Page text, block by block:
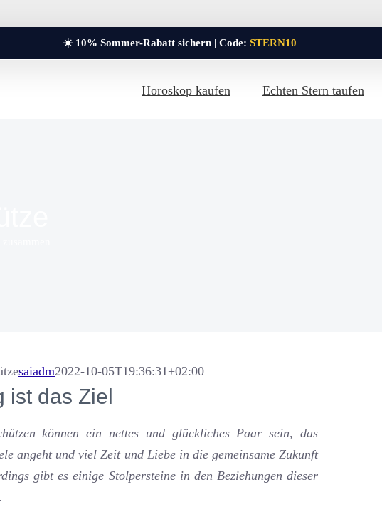
☀️ 10% Sommer-Rabatt sichern | Code: STERN10
Horoskop kaufen Echten Stern taufen
saiadm2022-10-05T19:36:31+02:00
ist das Ziel
können ein nettes und glückliches Paar sein, das
angeht und viel Zeit und Liebe in die gemeinsame Zukunft
gibt es einige Stolpersteine in den Beziehungen dieser